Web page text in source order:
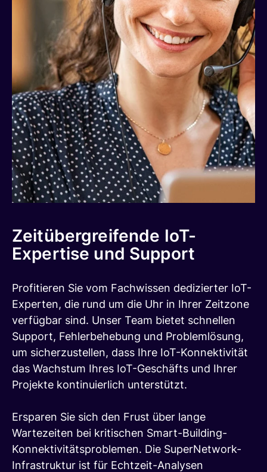
Zeitübergreifende IoT-
Expertise und Support
Profitieren Sie vom Fachwissen dedizierter IoT-
Experten, die rund um die Uhr in Ihrer Zeitzone
verfügbar sind. Unser Team bietet schnellen
Support, Fehlerbehebung und Problemlösung,
um sicherzustellen, dass Ihre IoT-Konnektivität
das Wachstum Ihres IoT-Geschäfts und Ihrer
Projekte kontinuierlich unterstützt.
Ersparen Sie sich den Frust über lange
Wartezeiten bei kritischen Smart-Building-
Konnektivitätsproblemen. Die SuperNetwork-
Infrastruktur ist für Echtzeit-Analysen